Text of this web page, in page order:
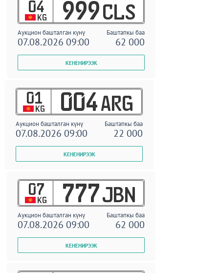
04
KG 999 CLS
Аукцион башталган күнү Баштапкы баа
07.08.2026 09:00 62 000
01
KG 004 ARG
Аукцион башталган күнү Баштапкы баа
07.08.2026 09:00 22 000
07
KG 777 JBN
Аукцион башталган күнү Баштапкы баа
07.08.2026 09:00 62 000